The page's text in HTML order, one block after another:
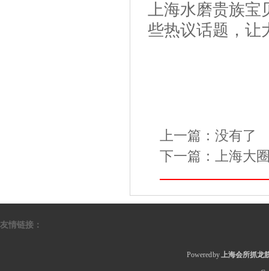
上海水磨贵族宝
些热议话题，让
上一篇：没有了
下一篇： 上海大
友情链接：
Powered by上海会所抓龙